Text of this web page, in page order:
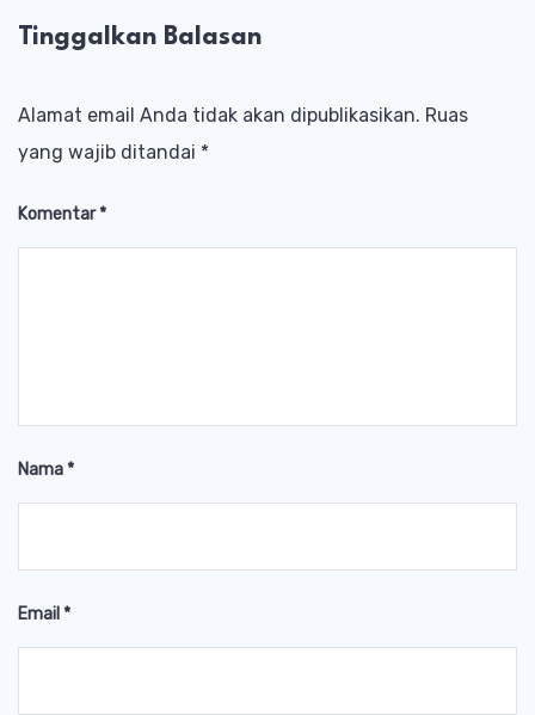
Tinggalkan Balasan
Alamat email Anda tidak akan dipublikasikan. Ruas
yang wajib ditandai *
Komentar*
Nama*
Email *